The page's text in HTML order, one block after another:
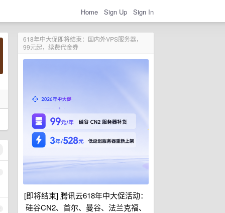
Home Sign Up Sign In
618年中大促即将结束：国内外VPS服务器，
99元起，续费代金券
[即将结束] 腾讯云618年中大促活动：
硅谷CN2、首尔、曼谷、法兰克福、